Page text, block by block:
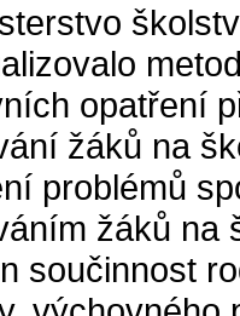
opatření
žáků na
problémů
žáků na
součinnost